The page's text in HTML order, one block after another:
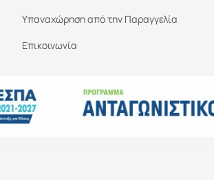
Υπαναχώρηση από την Παραγγελία
Επικοινωνία